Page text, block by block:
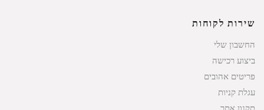
שירות לקוחות
החשבון שלי
ביצוע רכישה
פריטים אהובים
עגלת קניות
תקנון אתר